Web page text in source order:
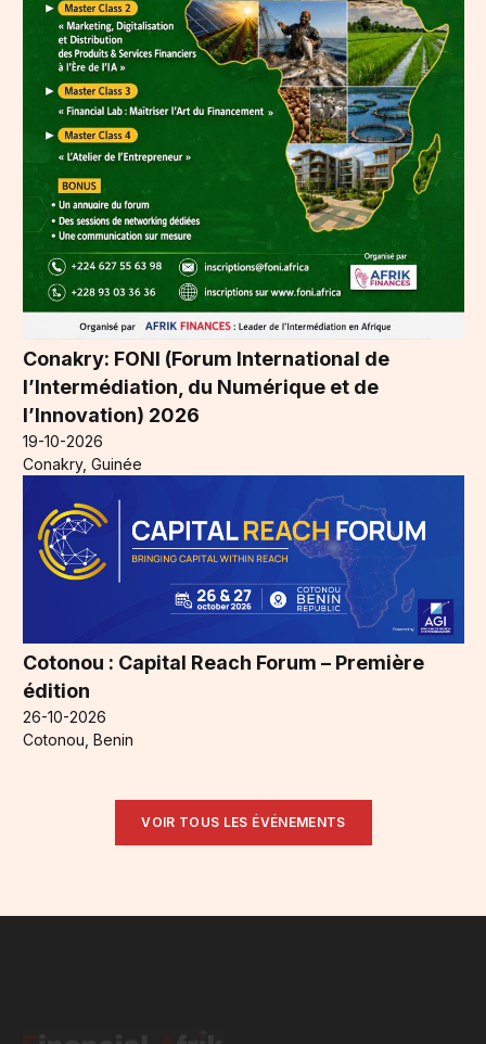
Conakry: FONI (Forum International de
l’Intermédiation, du Numérique et de
l’Innovation) 2026
19-10-2026
Conakry, Guinée
Cotonou : Capital Reach Forum – Première
édition
26-10-2026
Cotonou, Benin
VOIR TOUS LES ÉVÉNEMENTS